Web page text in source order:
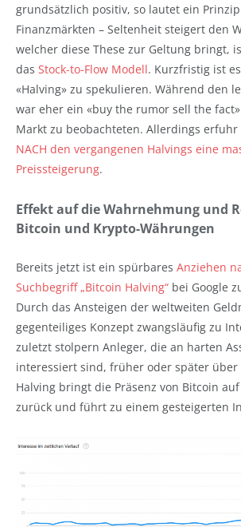
grundsätzlich positiv, so lautet ein
Finanzmärkten – Seltenheit steigert den
welcher diese These zur Geltung bringt,
das Stock-to-Flow Modell. Kurzfristig ist
«Halving» zu spekulieren. Während den
war eher ein «buy the rumor sell the
Markt zu beobachteten. Allerdings erfuhr
NACH den vergangenen Halvings eine
Preissteigerung.
Effekt auf die Wahrnehmung und
Bitcoin und Krypto-Währungen
Bereits jetzt ist ein spürbares Anziehen
Suchbegriff „Bitcoin Halving“ bei Google
Durch das Ansteigen der weltweiten
gegenteiliges Konzept zwangsläufig zu
zuletzt stolpern Anleger, die an harten
interessiert sind, früher oder später über
Halving bringt die Präsenz von Bitcoin
zurück und führt zu einem gesteigerten